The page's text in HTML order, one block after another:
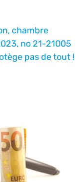
chambre
no 21-21005
pas de tout !